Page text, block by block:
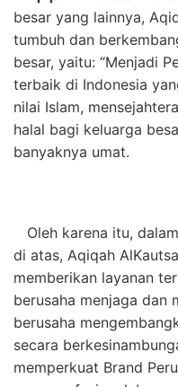
besar yang lainnya,
tumbuh dan
besar, yaitu: “Menjadi
terbaik di Indonesia
nilai Islam,
halal bagi keluarga
banyaknya umat.
Oleh karena itu,
di atas, Aqiqah
memberikan layanan
berusaha menjaga dan
berusaha
secara
memperkuat Brand